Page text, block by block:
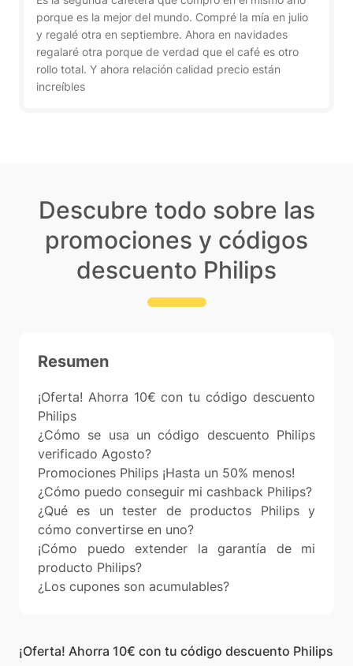
porque es la mejor del mundo. Compré la mía en julio
y regalé otra en septiembre. Ahora en navidades
regalaré otra porque de verdad que el café es otro
rollo total. Y ahora relación calidad precio están
increíbles
Descubre todo sobre las
promociones y códigos
descuento Philips
Resumen
¡Oferta! Ahorra 10€ con tu código descuento
Philips
¿Cómo se usa un código descuento Philips
verificado Agosto?
Promociones Philips ¡Hasta un 50% menos!
¿Cómo puedo conseguir mi cashback Philips?
¿Qué es un tester de productos Philips y
cómo convertirse en uno?
¡Cómo puedo extender la garantía de mi
producto Philips?
¿Los cupones son acumulables?
¡Oferta! Ahorra 10€ con tu código descuento Philips